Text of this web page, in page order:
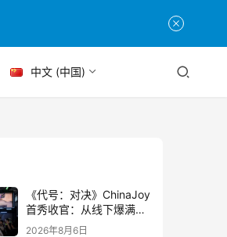
中文 (中国)
《代号：对决》ChinaJoy
首秀收官：从线下爆满看
见玩家的真实期待
2026年8月6日